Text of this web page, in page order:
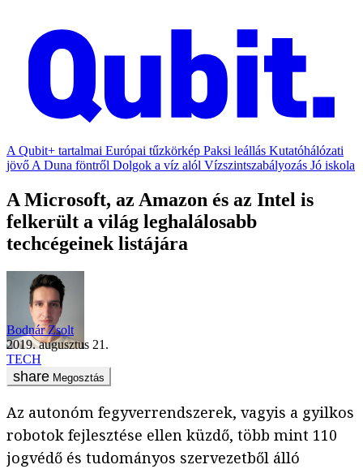
A Qubit+ tartalmai Európai tűzkörkép Paksi leállás Kutatóhálózati
jövő A Duna föntről Dolgok a víz alól Vízszintszabályozás Jó iskola
A Microsoft, az Amazon és az Intel is
felkerült a világ leghalálosabb
techcégeinek listájára
Bodnár Zsolt
2019. augusztus 21.
TECH
Megosztás
Az autonóm fegyverrendszerek, vagyis a gyilkos
robotok fejlesztése ellen küzdő, több mint 110
jogvédő és tudományos szervezetből álló